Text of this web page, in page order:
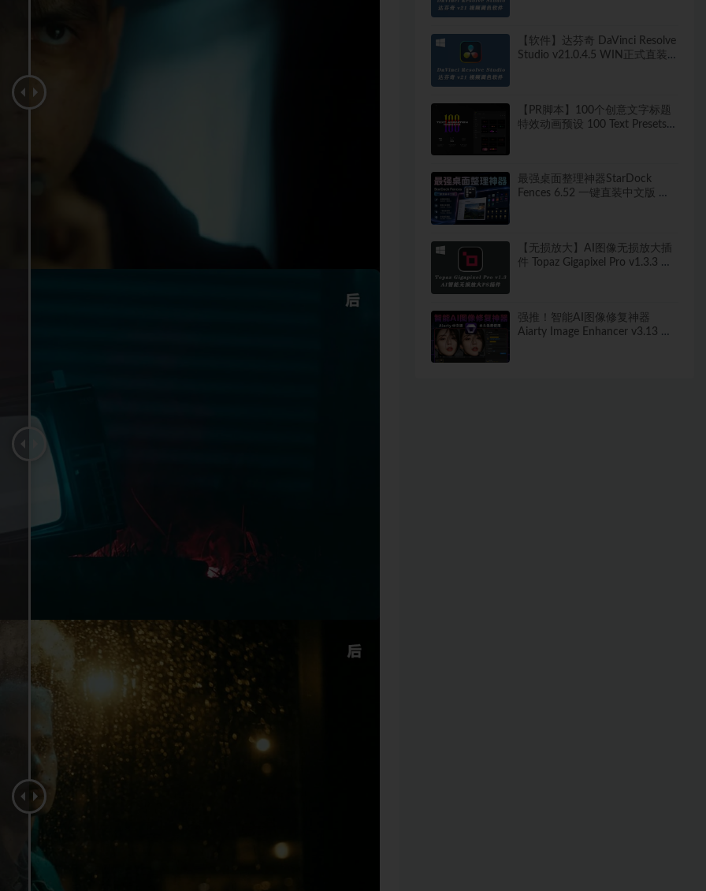
【软件】达芬奇 DaVinci Resolve
Studio v21.0.4.5 WIN正式直装
【PR脚本】100个创意文字标题
特效动画预设 100 Text Presets
最强桌面整理神器StarDock
Fences 6.52 一键直装中文版 秒
【无损放大】AI图像无损放大插
件 Topaz Gigapixel Pro v1.3.3 中
强推！智能AI图像修复神器
Aiarty Image Enhancer v3.13 ！